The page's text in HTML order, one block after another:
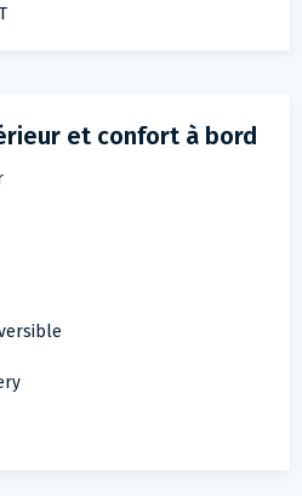
et confort à bord